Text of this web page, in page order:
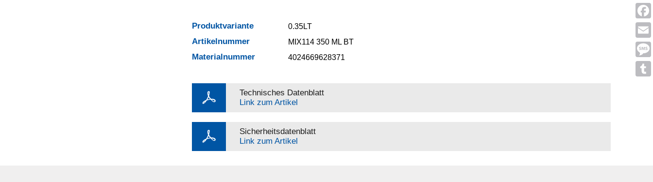
Email
Produktvariante 0.35LT
Artikelnummer MIX114 350 ML BT
Materialnummer 4024669628371
Technisches Datenblatt
Link zum Artikel
Sicherheitsdatenblatt
Link zum Artikel